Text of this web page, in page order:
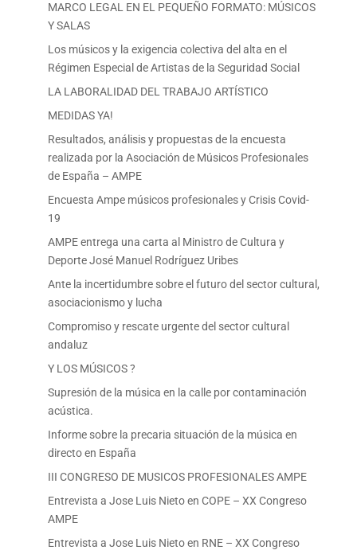
MARCO LEGAL EN EL PEQUEÑO FORMATO: MÚSICOS
Y SALAS
Los músicos y la exigencia colectiva del alta en el
Régimen Especial de Artistas de la Seguridad Social
LA LABORALIDAD DEL TRABAJO ARTÍSTICO
MEDIDAS YA!
Resultados, análisis y propuestas de la encuesta
realizada por la Asociación de Músicos Profesionales
de España – AMPE
Encuesta Ampe músicos profesionales y Crisis Covid-
19
AMPE entrega una carta al Ministro de Cultura y
Deporte José Manuel Rodríguez Uribes
Ante la incertidumbre sobre el futuro del sector cultural,
asociacionismo y lucha
Compromiso y rescate urgente del sector cultural
andaluz
Y LOS MÚSICOS ?
Supresión de la música en la calle por contaminación
acústica.
Informe sobre la precaria situación de la música en
directo en España
III CONGRESO DE MUSICOS PROFESIONALES AMPE
Entrevista a Jose Luis Nieto en COPE – XX Congreso
AMPE
Entrevista a Jose Luis Nieto en RNE – XX Congreso